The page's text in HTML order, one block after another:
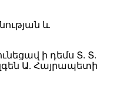
և
ի դեմս Տ. Տ.
Ա. Հայրապետի